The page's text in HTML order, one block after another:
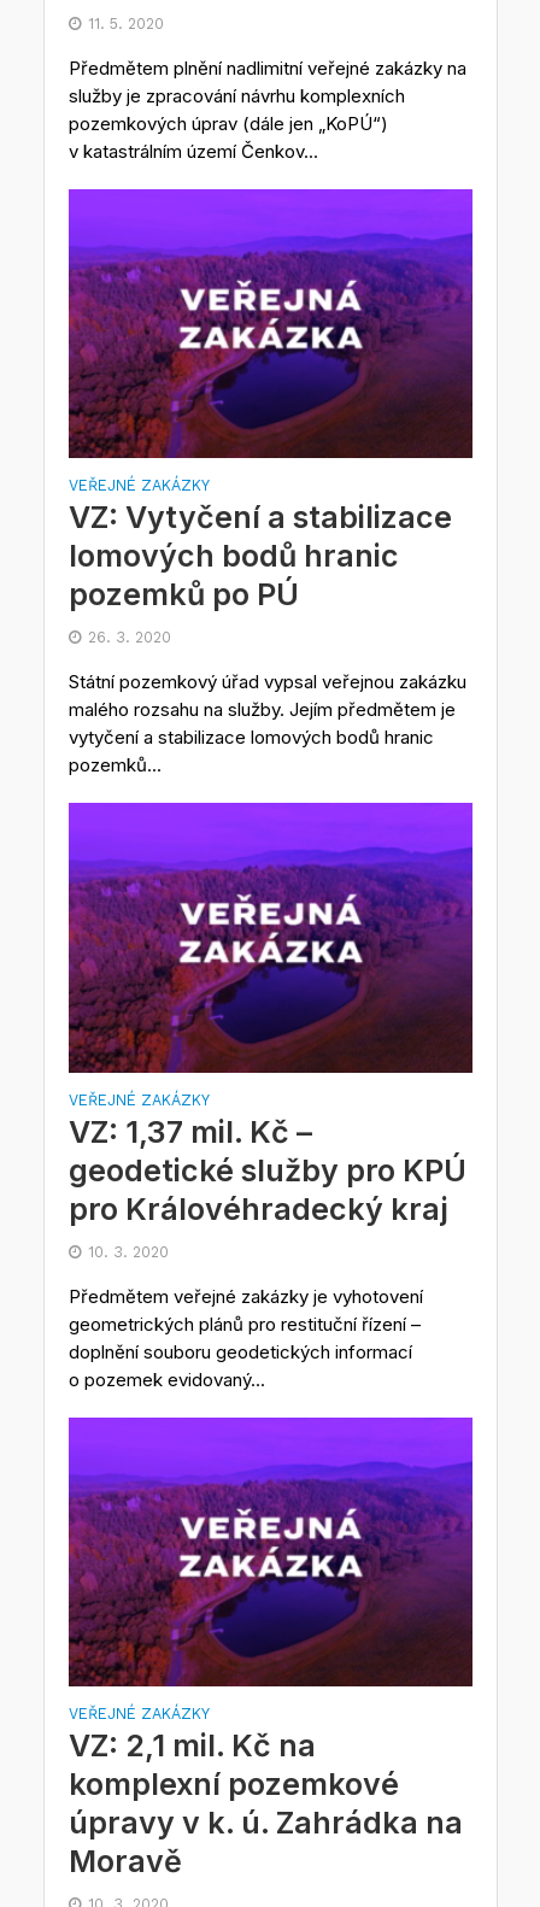
11. 5. 2020
Předmětem plnění nadlimitní veřejné zakázky na
služby je zpracování návrhu komplexních
pozemkových úprav (dále jen „KoPÚ“)
v katastrálním území Čenkov...
VEŘEJNÉ ZAKÁZKY
VZ: Vytyčení a stabilizace
lomových bodů hranic
pozemků po PÚ
26. 3. 2020
Státní pozemkový úřad vypsal veřejnou zakázku
malého rozsahu na služby. Jejím předmětem je
vytyčení a stabilizace lomových bodů hranic
pozemků...
VEŘEJNÉ ZAKÁZKY
VZ: 1,37 mil. Kč –
geodetické služby pro KPÚ
pro Královéhradecký kraj
10. 3. 2020
Předmětem veřejné zakázky je vyhotovení
geometrických plánů pro restituční řízení –
doplnění souboru geodetických informací
o pozemek evidovaný...
VEŘEJNÉ ZAKÁZKY
VZ: 2,1 mil. Kč na
komplexní pozemkové
úpravy v k. ú. Zahrádka na
Moravě